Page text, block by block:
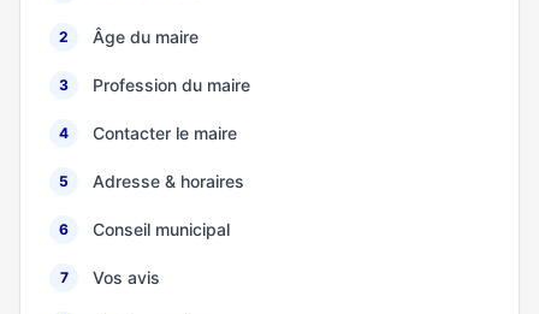
2 Âge du maire
3 Profession du maire
4 Contacter le maire
5 Adresse & horaires
6 Conseil municipal
7 Vos avis